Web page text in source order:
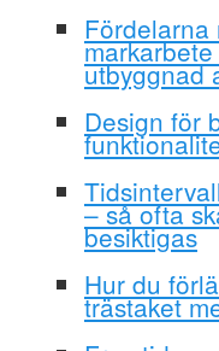
Fördelarna
utbyggnad
Design för
– så ofta
besiktigas
Hur du
trästaket